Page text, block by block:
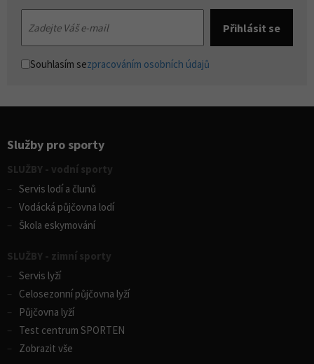
Souhlasím sezpracováním osobních údajů
Služby pro sporty
SLUŽBY - vodní sporty
Servis lodí a člunů
Vodácká půjčovna lodí
Škola eskymování
SLUŽBY - zimní sporty
Servis lyží
Celosezonní půjčovna lyží
Půjčovna lyží
Test centrum SPORTEN
Zobrazit vše